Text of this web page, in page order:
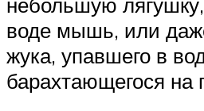
воде мышь, или
жука, упавшего в
барахтающегося на